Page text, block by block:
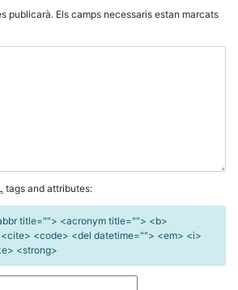
publicarà. Els camps necessaris estan marcats
tags and attributes:
title=""> <acronym title=""> <b>
<code> <del datetime=""> <em> <i>
<strong>